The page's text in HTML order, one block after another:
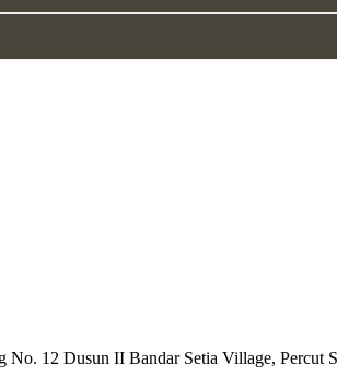
No. 12 Dusun II Bandar Setia Village, Percut